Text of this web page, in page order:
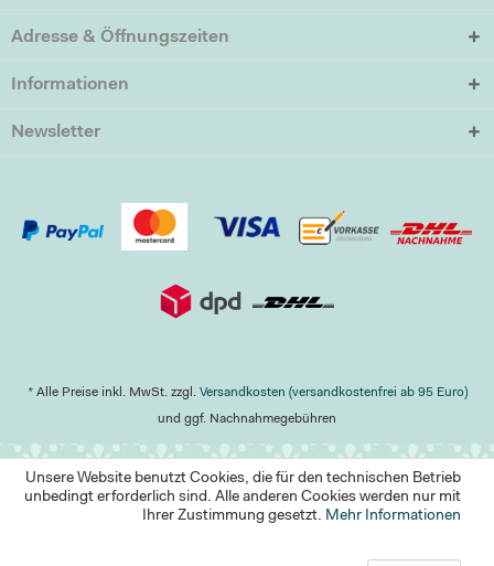
Adresse & Öffnungszeiten
Informationen
Newsletter
* Alle Preise inkl. MwSt. zzgl. Versandkosten (versandkostenfrei ab 95 Euro)
und ggf. Nachnahmegebühren
Unsere Website benutzt Cookies, die für den technischen Betrieb
unbedingt erforderlich sind. Alle anderen Cookies werden nur mit
Ihrer Zustimmung gesetzt. Mehr Informationen